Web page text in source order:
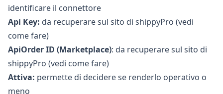
identificare il connettore
Api Key: da recuperare sul sito di shippyPro (vedi
come fare)
ApiOrder ID (Marketplace): da recuperare sul sito di
shippyPro (vedi come fare)
Attiva: permette di decidere se renderlo operativo o
meno